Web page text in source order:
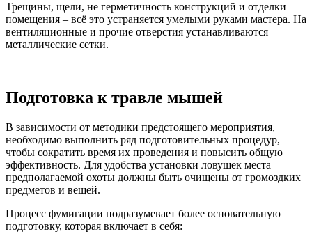
Трещины, щели, не герметичность конструкций и отделки
помещения – всё это устраняется умелыми руками мастера. На
вентиляционные и прочие отверстия устанавливаются
металлические сетки.
Подготовка к травле мышей
В зависимости от методики предстоящего мероприятия,
необходимо выполнить ряд подготовительных процедур,
чтобы сократить время их проведения и повысить общую
эффективность. Для удобства установки ловушек места
предполагаемой охоты должны быть очищены от громоздких
предметов и вещей.
Процесс фумигации подразумевает более основательную
подготовку, которая включает в себя: